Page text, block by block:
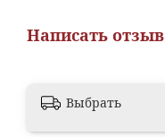
Написать отзыв
Выбрать